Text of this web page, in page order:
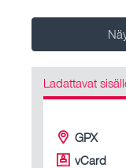
Ladattavat
GPX
vCard